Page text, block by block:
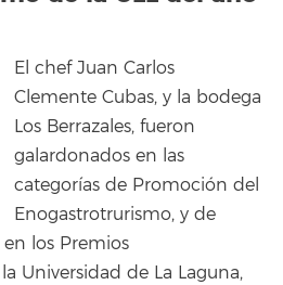
El chef Juan Carlos
Clemente Cubas, y la bodega
Los Berrazales, fueron
galardonados en las
categorías de Promoción del
Enogastrotrurismo, y de
los Premios
Universidad de La Laguna,